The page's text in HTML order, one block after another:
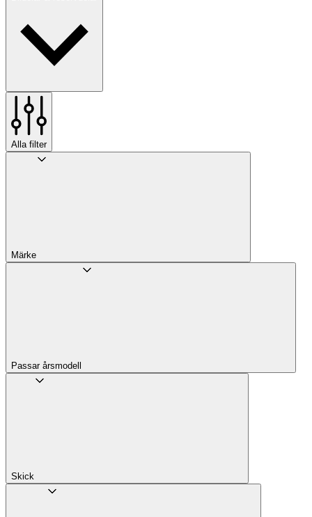
Alla filter
Märke
Passar årsmodell
Skick